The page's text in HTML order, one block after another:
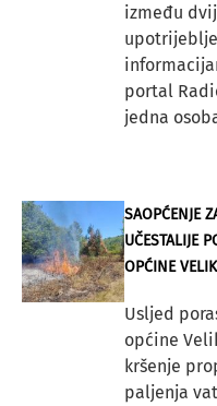
između
portal
jedna
SAOPĆENJE
UČESTALIJE
OPĆINE
Usljed
općine
kršenje
paljenja